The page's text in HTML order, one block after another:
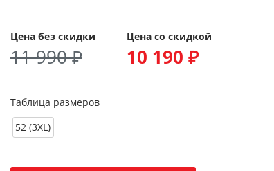
Цена без скидки
11 990 ₽
Цена со скидкой
10 190 ₽
Таблица размеров
52 (3XL)